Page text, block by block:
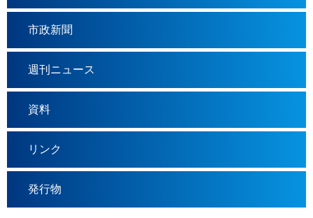
市政新聞
週刊ニュース
資料
リンク
発行物